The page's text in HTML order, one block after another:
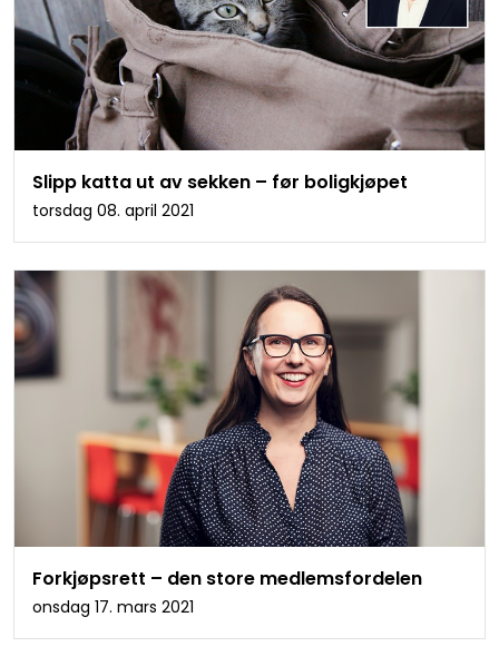
Slipp katta ut av sekken – før boligkjøpet
torsdag 08. april 2021
Forkjøpsrett – den store medlemsfordelen
onsdag 17. mars 2021